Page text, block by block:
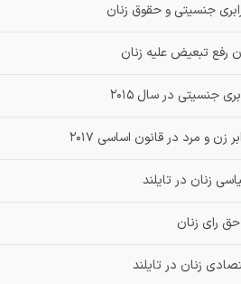
جنسیتی و حقوق زنان
رفع تبعیض علیه زنان
جنسیتی در سال ۲۰۱۵
زن و مرد در قانون اساسی ۲۰۱۷
زنان در تایلند
رای زنان
زنان در تایلند